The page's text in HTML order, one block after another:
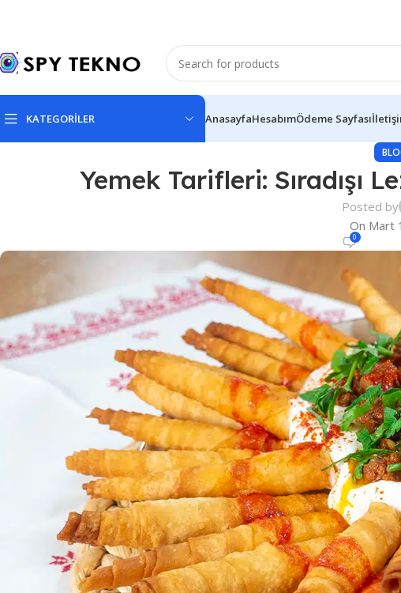
KATEGORİLER AnasayfaHesabımÖdeme Sayfası
Yemek Tarifleri: Sıradışı
Posted by
On Mart
0